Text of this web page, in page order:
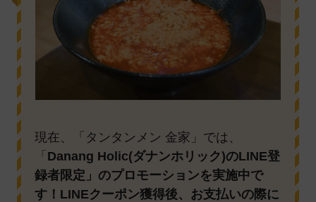
現在、「タンタンメン 金家」では、
「 Danang Holic(ダナンホリック)のLINE登
録者限定」のプロモーションを実施中で
す！LINEクーポン獲得後、お支払いの際に